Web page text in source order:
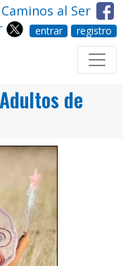
entrar registro
de